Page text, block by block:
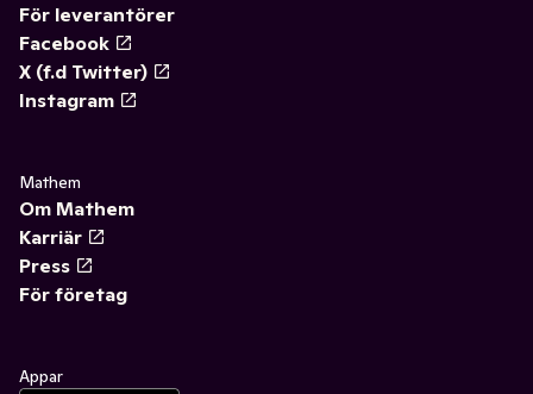
För leverantörer
Facebook
X (f.d Twitter)
Instagram
Mathem
Om Mathem
Karriär
Press
För företag
Appar